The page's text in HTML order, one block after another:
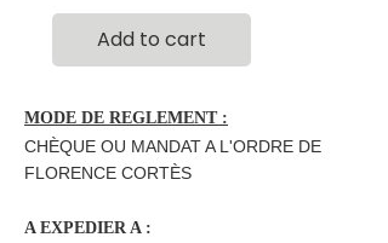
Add to cart
MODE DE REGLEMENT :
CHÈQUE OU MANDAT A L'ORDRE DE
FLORENCE CORTÈS
A EXPEDIER A :